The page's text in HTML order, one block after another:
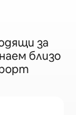
за
близо